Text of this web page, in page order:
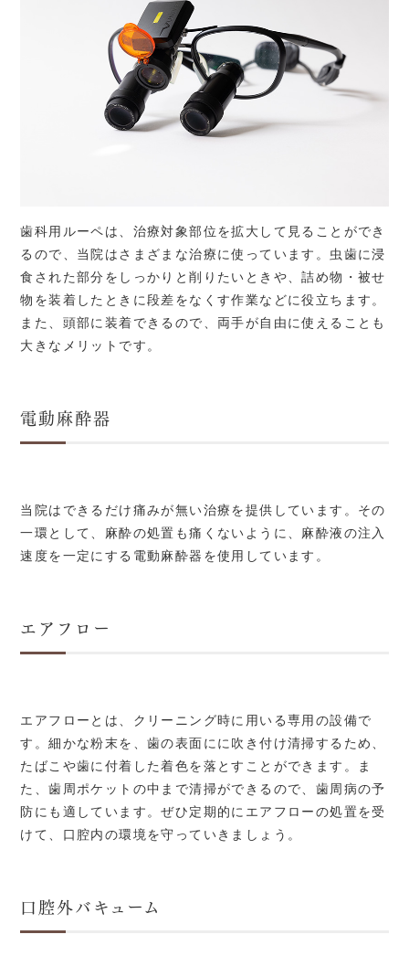
歯科用ルーペは、治療対象部位を拡大して見ることができ
るので、当院はさまざまな治療に使っています。虫歯に浸
食された部分をしっかりと削りたいときや、詰め物・被せ
物を装着したときに段差をなくす作業などに役立ちます。
また、頭部に装着できるので、両手が自由に使えることも
大きなメリットです。
電動麻酔器
当院はできるだけ痛みが無い治療を提供しています。その
一環として、麻酔の処置も痛くないように、麻酔液の注入
速度を一定にする電動麻酔器を使用しています。
エアフロー
エアフローとは、クリーニング時に用いる専用の設備で
す。細かな粉末を、歯の表面にに吹き付け清掃するため、
たばこや歯に付着した着色を落とすことができます。ま
た、歯周ポケットの中まで清掃ができるので、歯周病の予
防にも適しています。ぜひ定期的にエアフローの処置を受
けて、口腔内の環境を守っていきましょう。
口腔外バキューム